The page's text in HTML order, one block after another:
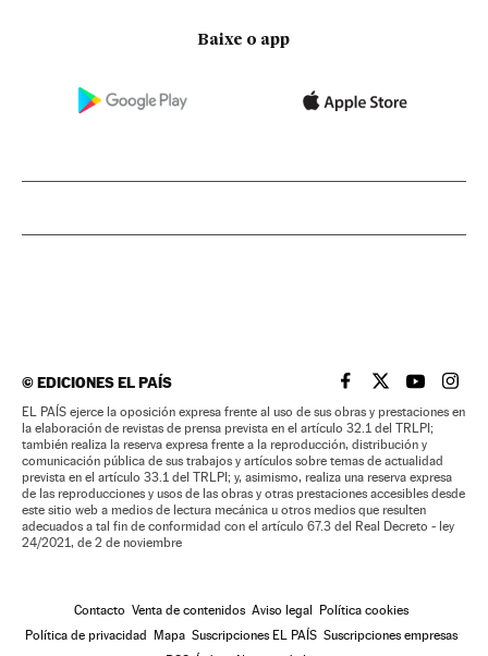
Baixe o app
©EDICIONES EL PAÍS EL PAÍS BRASIL EN
EL PAÍSEL PAÍS
EL
EL PAÍS ejerce la oposición expresa frente al uso de sus obras y prestaciones en
la elaboración de revistas de prensa prevista en el artículo 32.1 del TRLPI;
también realiza la reserva expresa frente a la reproducción, distribución y
comunicación pública de sus trabajos y artículos sobre temas de actualidad
prevista en el artículo 33.1 del TRLPI; y, asimismo, realiza una reserva expresa
de las reproducciones y usos de las obras y otras prestaciones accesibles desde
este sitio web a medios de lectura mecánica u otros medios que resulten
adecuados a tal fin de conformidad con el artículo 67.3 del Real Decreto - ley
24/2021, de 2 de noviembre
Contacto Venta de contenidos Aviso legal Política cookies
Política de privacidad Mapa Suscripciones EL PAÍS Suscripciones empresas